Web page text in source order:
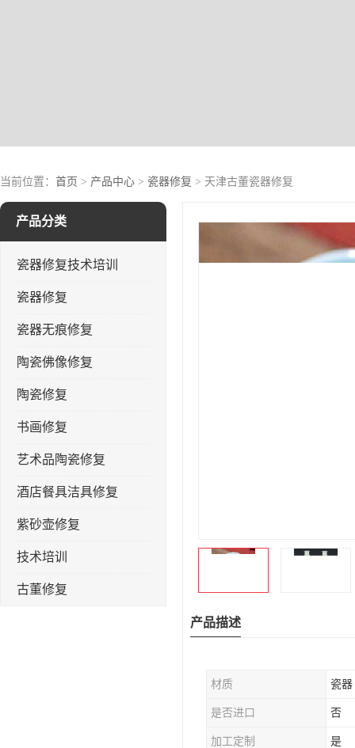
当前位置： 首页 > 产品中心 > 瓷器修复 > 天津古董瓷器修复
产品分类
瓷器修复技术培训
瓷器修复
瓷器无痕修复
陶瓷佛像修复
陶瓷修复
书画修复
艺术品陶瓷修复
酒店餐具洁具修复
紫砂壶修复
技术培训
古董修复
产品描述
材质 瓷器
是否进口 否
加工定制 是